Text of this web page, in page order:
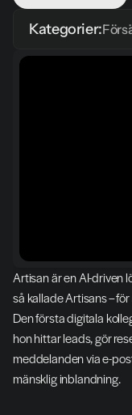
Kategorier:
Artisan är en AI-driven
så kallade Artisans –
Den första digitala
hon hittar leads, gör
meddelanden via e-
mänsklig inblandning.